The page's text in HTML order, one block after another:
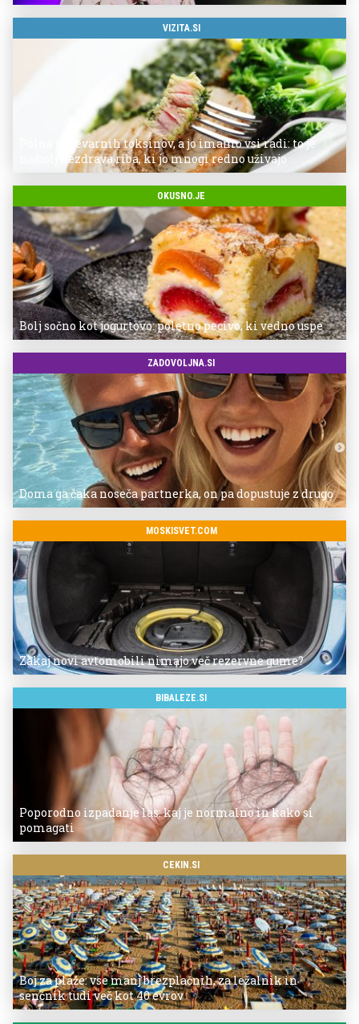
VIZITA.SI
Polna je nevarnih toksinov, a jo imamo vsi radi: to je
najbolj nezdrava riba, ki jo mnogi redno uživajo
OKUSNO.JE
Bolj sočno kot jogurtovo: poletno pecivo, ki vedno uspe
ZADOVOLJNA.SI
Doma ga čaka noseča partnerka, on pa dopustuje z drugo
MOSKISVET.COM
Zakaj novi avtomobili nimajo več rezervne gume?
BIBALEZE.SI
Poporodno izpadanje las: kaj je normalno in kako si
pomagati
CEKIN.SI
Boj za plaže: vse manj brezplačnih, za ležalnik in
senčnik tudi več kot 40 evrov